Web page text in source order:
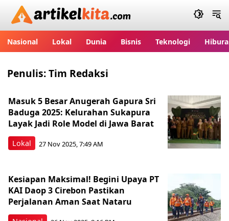
Artikelkita.com
Nasional Lokal Dunia Bisnis Teknologi
Penulis:Tim Redaksi
Lokal
Masuk 5 Besar Anugerah Gapura Sri
Baduga 2025: Kelurahan Sukapura
Layak Jadi Role Model di Jawa Barat
27 Nov 2025, 7:49 AM
Kesiapan Maksimal! Begini Upaya PT
KAI Daop 3 Cirebon Pastikan
Perjalanan Aman Saat Nataru